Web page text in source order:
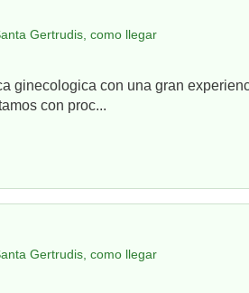
Gertrudis, como llegar
ginecologica con una gran
con proc...
Gertrudis, como llegar